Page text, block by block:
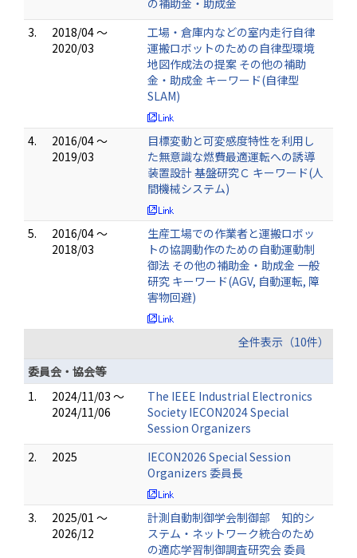
3.
2018/04 ～
2020/03
工場・倉庫内などの室内走行自律
運搬ロボットのための自律型環境
地図作成法の提案 その他の補助
金・助成金 キーワード(自律型
SLAM)
4.
2016/04 ～
2019/03
目標変動と可変感度特性を利用し
た無意識な燃費最適運転への誘導
装置設計 基盤研究Ｃ キーワード(人
間機械システム)
5.
2016/04 ～
2018/03
生産工場での作業者と運搬ロボッ
トの協調動作のための自動運動制
御法 その他の補助金・助成金 一般
研究 キーワード(AGV, 自動運転, 障
害物回避)
全件表示（10件）
委員会・協会等
1.
2024/11/03 ～
2024/11/06
The IEEE Industrial Electronics
Society IECON2024 Special
Session Organizers
2.
2025
IECON2026 Special Session
Organizers 委員長
3.
2025/01 ～
2026/12
計測自動制御学会制御部 知的シ
ステム・ネットワーク統合のため
の適応学習制御調査研究会 委員